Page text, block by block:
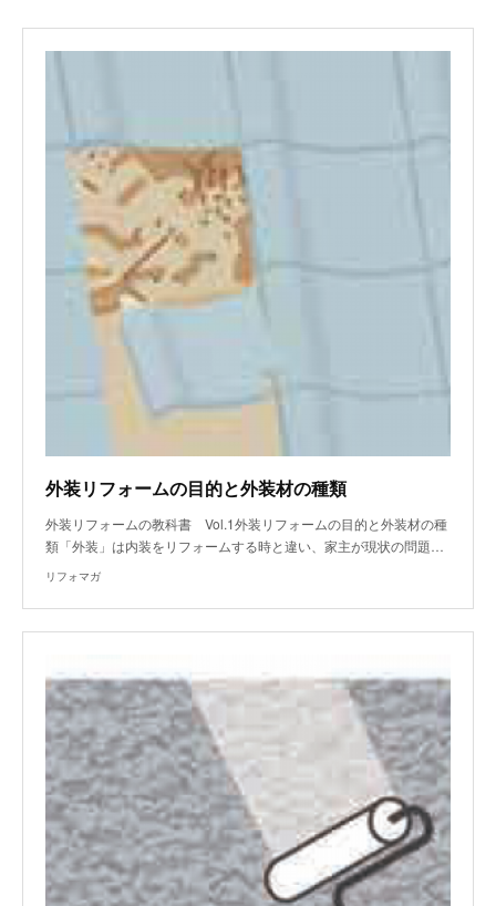
外装リフォームの目的と外装材の種類
外装リフォームの教科書 Vol.1外装リフォームの目的と外装材の種
類「外装」は内装をリフォームする時と違い、家主が現状の問題…
リフォマガ